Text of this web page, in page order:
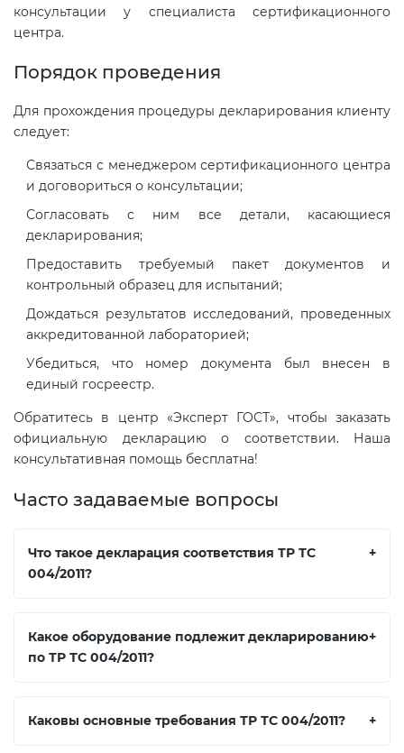
консультации у специалиста сертификационного
центра.
Порядок проведения
Для прохождения процедуры декларирования клиенту
следует:
Связаться с менеджером сертификационного центра
и договориться о консультации;
Согласовать с ним все детали, касающиеся
декларирования;
Предоставить требуемый пакет документов и
контрольный образец для испытаний;
Дождаться результатов исследований, проведенных
аккредитованной лабораторией;
Убедиться, что номер документа был внесен в
единый госреестр.
Обратитесь в центр «Эксперт ГОСТ», чтобы заказать
официальную декларацию о соответствии. Наша
консультативная помощь бесплатна!
Часто задаваемые вопросы
Что такое декларация соответствия ТР ТС
004/2011?
+
Какое оборудование подлежит декларированию
по ТР ТС 004/2011?
+
Каковы основные требования ТР ТС 004/2011? +